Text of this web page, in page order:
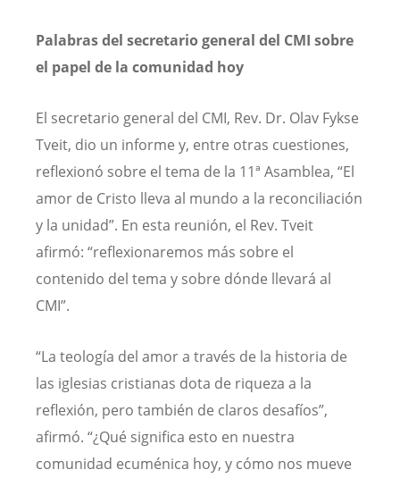
Palabras del secretario general del CMI sobre
el papel de la comunidad hoy
El secretario general del CMI, Rev. Dr. Olav Fykse
Tveit, dio un informe y, entre otras cuestiones,
reflexionó sobre el tema de la 11ª Asamblea, “El
amor de Cristo lleva al mundo a la reconciliación
y la unidad”. En esta reunión, el Rev. Tveit
afirmó: “reflexionaremos más sobre el
contenido del tema y sobre dónde llevará al
CMI”.
“La teología del amor a través de la historia de
las iglesias cristianas dota de riqueza a la
reflexión, pero también de claros desafíos”,
afirmó. “¿Qué significa esto en nuestra
comunidad ecuménica hoy, y cómo nos mueve